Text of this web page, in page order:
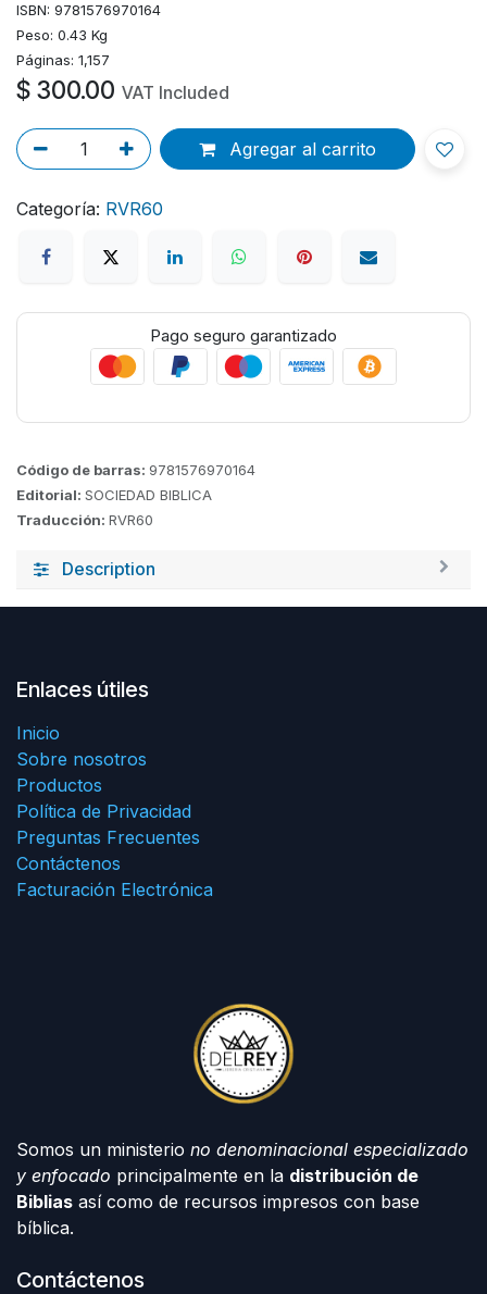
ISBN: 9781576970164
Peso: 0.43 Kg
Páginas: 1,157
$ 300.00 VAT Included
Agregar al carrito
Categoría: RVR60
Pago seguro garantizado
Código de barras: 9781576970164
Editorial: SOCIEDAD BIBLICA
Traducción: RVR60
Description
Enlaces útiles
Inicio
Sobre nosotros
Productos
Política de Privacidad
Preguntas Frecuentes
Contáctenos
Facturación Electrónica
Somos un ministerio no denominacional especializado
y enfocado principalmente en la distribución de
Biblias así como de recursos impresos con base
bíblica.
Contáctenos